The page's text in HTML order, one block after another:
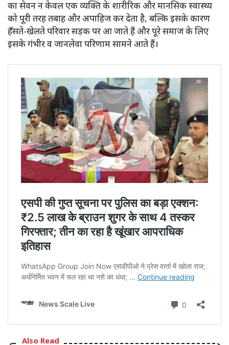
का सेवन न केवल एक व्यक्ति के शारीरिक और मानसिक स्वास्थ्य
को पूरी तरह तबाह और अपाहिज कर देता है, बल्कि इसके कारण
हँसते-खेलते परिवार सड़क पर आ जाते हैं और पूरे समाज के लिए
इसके गंभीर व जानलेवा परिणाम सामने आते हैं।
Also Read